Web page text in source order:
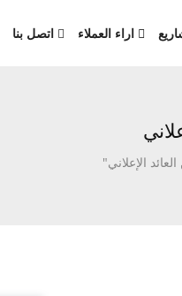
اراء العملاء اتصل بنا